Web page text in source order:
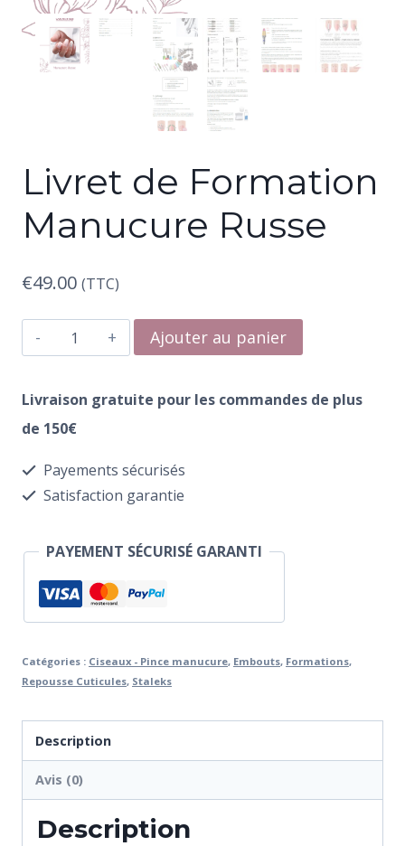
Livret de Formation
Manucure Russe
€49.00 (TTC)
quantité
de
Livret
de
Manucure
Russe
Ajouter au panier
Livraison gratuite pour les commandes de plus
de 150€
Payements sécurisés
Satisfaction garantie
PAYEMENT SÉCURISÉ GARANTI
Catégories : Ciseaux - Pince manucure, Embouts, Formations,
Repousse Cuticules, Staleks
Description
Avis (0)
Description